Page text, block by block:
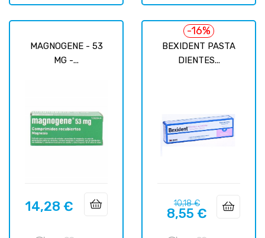
MAGNOGENE - 53
MG -...
Precio
14,28 €
BEXIDENT PASTA
DIENTES...
-16%
Precio
regular
10,18 €Precio
8,55 €